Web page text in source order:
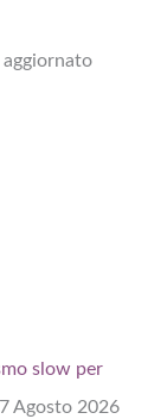
aggiornato
slow per
7 Agosto 2026